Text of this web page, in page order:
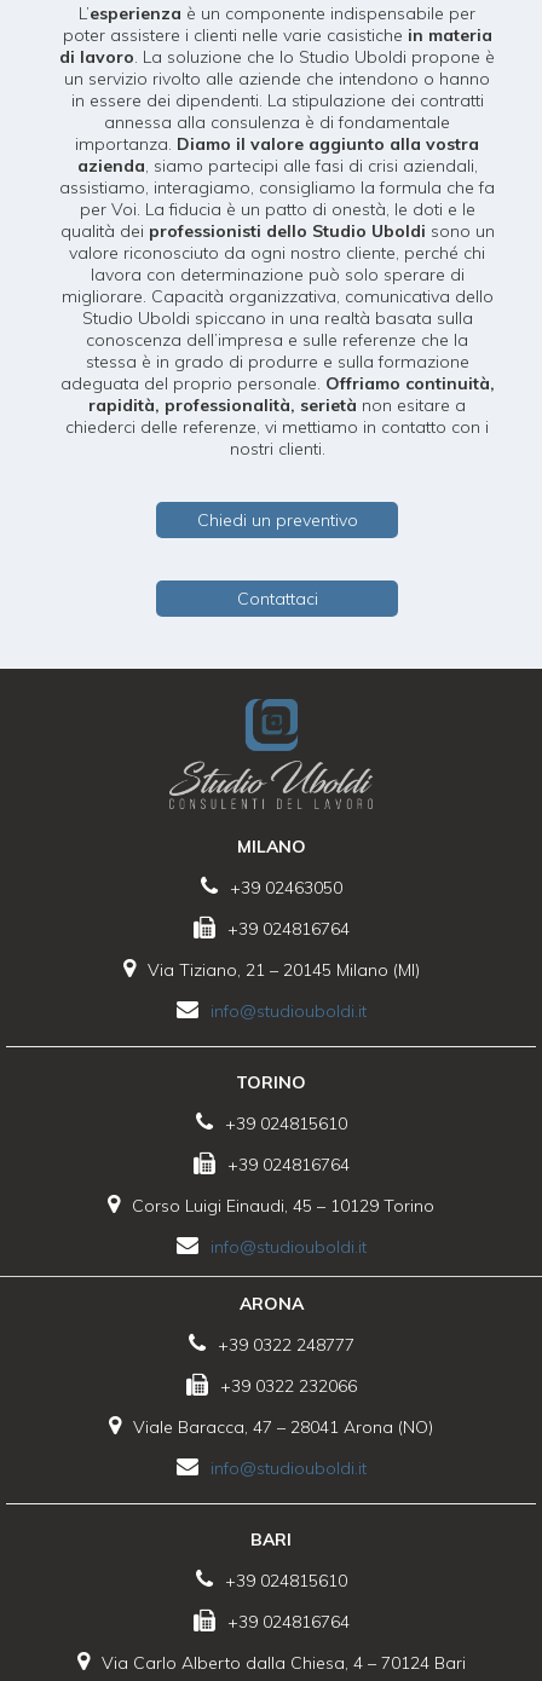
L’esperienza è un componente indispensabile per
poter assistere i clienti nelle varie casistiche in materia
di lavoro . La soluzione che lo Studio Uboldi propone è
un servizio rivolto alle aziende che intendono o hanno
in essere dei dipendenti. La stipulazione dei contratti
annessa alla consulenza è di fondamentale
importanza. Diamo il valore aggiunto alla vostra
azienda , siamo partecipi alle fasi di crisi aziendali,
assistiamo, interagiamo, consigliamo la formula che fa
per Voi. La fiducia è un patto di onestà, le doti e le
qualità dei professionisti dello Studio Uboldi sono un
valore riconosciuto da ogni nostro cliente, perché chi
lavora con determinazione può solo sperare di
migliorare. Capacità organizzativa, comunicativa dello
Studio Uboldi spiccano in una realtà basata sulla
conoscenza dell’impresa e sulle referenze che la
stessa è in grado di produrre e sulla formazione
adeguata del proprio personale. Offriamo continuità,
rapidità, professionalità, serietà non esitare a
chiederci delle referenze, vi mettiamo in contatto con i
nostri clienti.
Chiedi un preventivo
Contattaci
MILANO
+39 02463050
+39 024816764
Via Tiziano, 21 – 20145 Milano (MI)
info@studiouboldi.it
TORINO
+39 024815610
+39 024816764
Corso Luigi Einaudi, 45 – 10129 Torino
info@studiouboldi.it
ARONA
+39 0322 248777
+39 0322 232066
Viale Baracca, 47 – 28041 Arona (NO)
info@studiouboldi.it
BARI
+39 024815610
+39 024816764
Via Carlo Alberto dalla Chiesa, 4 – 70124 Bari